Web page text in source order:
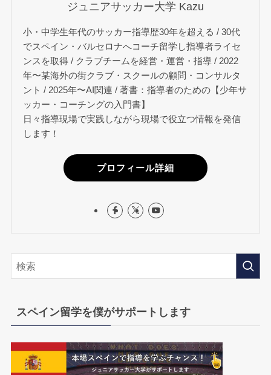
ジュニアサッカー大学 Kazu
小・中学生年代のサッカー指導歴30年を超える / 30代
でスペイン・バルセロナへコーチ留学し指導者ライセ
ンスを取得 / クラブチームを経営・運営・指導 / 2022
年〜某海外の街クラブ・スクールの顧問・コンサルタ
ント / 2025年〜AI関連 / 著書：指導者のための【少年サ
ッカー・コーチングの入門書】
日々指導現場で実践しながら現場で役立つ情報を発信
します！
プロフィール詳細
スペイン留学を僕がサポートします